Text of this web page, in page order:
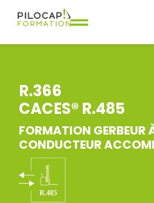
R.366
CACES® R.485
FORMATION GERBEUR
CONDUCTEUR